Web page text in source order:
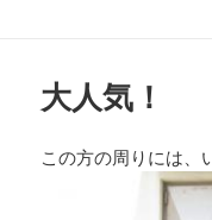
大人気！
この方の周りには、